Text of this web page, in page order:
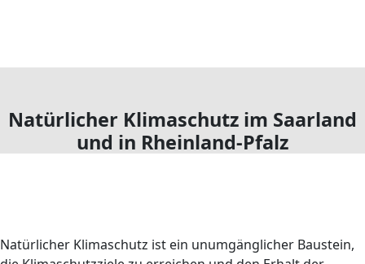
Natürlicher Klimaschutz im Saarland
und in Rheinland-Pfalz
Natürlicher Klimaschutz ist ein unumgänglicher Baustein,